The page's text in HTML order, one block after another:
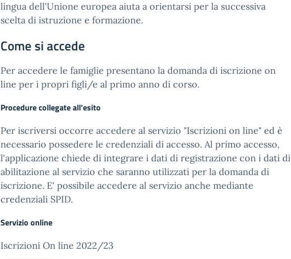
lingua dell'Unione europea aiuta a orientarsi per la successiva
scelta di istruzione e formazione.
Come si accede
Per accedere le famiglie presentano la domanda di iscrizione on
line per i propri figli/e al primo anno di corso.
Procedure collegate all'esito
Per iscriversi occorre accedere al servizio "Iscrizioni on line" ed è
necessario possedere le credenziali di accesso. Al primo accesso,
l'applicazione chiede di integrare i dati di registrazione con i dati di
abilitazione al servizio che saranno utilizzati per la domanda di
iscrizione. E' possibile accedere al servizio anche mediante
credenziali SPID.
Servizio online
Iscrizioni On line 2022/23